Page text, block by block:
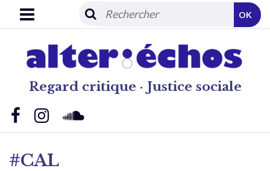
Regard critique · Justice sociale
OK
#CAL